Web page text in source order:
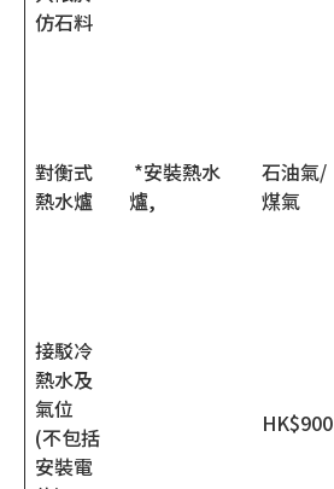
仿石料
對衡式
熱水爐
*安裝熱水
爐,
石油氣/
煤氣
接駁冷
熱水及
氣位
(不包括
安裝電
HK$900